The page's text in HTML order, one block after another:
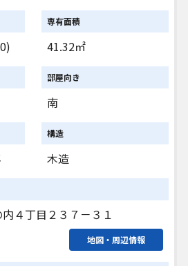
専有面積
41.32㎡
部屋向き
南
構造
木造
４丁目２３７－３１
地図・周辺情報